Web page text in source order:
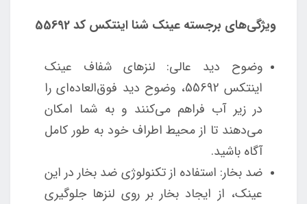
ویژگی‌های برجسته عینک شنا اینتکس کد 55692
وضوح دید عالی: لنزهای شفاف عینک
اینتکس 55692، وضوح دید فوق‌العاده‌ای را
در زیر آب فراهم می‌کنند و به شما امکان
می‌دهند تا از محیط اطراف خود به طور کامل
آگاه باشید.
ضد بخار: استفاده از تکنولوژی ضد بخار در این
عینک، از ایجاد بخار بر روی لنزها جلوگیری